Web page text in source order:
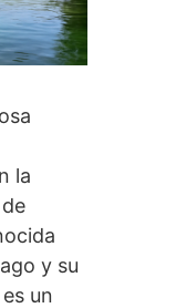
la
y su
un